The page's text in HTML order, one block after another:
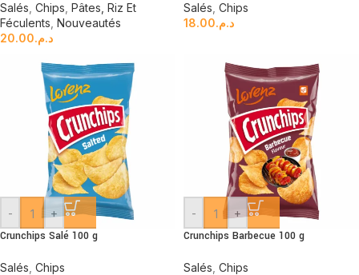
Salés Chips Pâtes, Riz Et
Féculents Nouveautés
د.م.20.00
Salés Chips
د.م.18.00
- +
Crunchips Salé 100 g
Salés Chips
- +
Crunchips Barbecue 100 g
Salés Chips